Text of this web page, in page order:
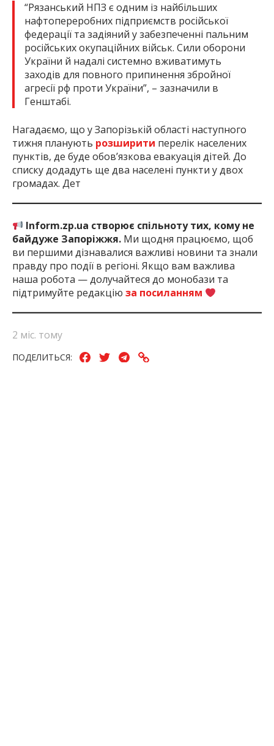
“Рязанський НПЗ є одним із найбільших
нафтопереробних підприємств російської
федерації та задіяний у забезпеченні пальним
російських окупаційних військ. Сили оборони
України й надалі системно вживатимуть
заходів для повного припинення збройної
агресії рф проти України”, – зазначили в
Генштабі.
Нагадаємо, що у Запорізькій області наступного
тижня планують розширити перелік населених
пунктів, де буде обов’язкова евакуація дітей. До
списку додадуть ще два населені пункти у двох
громадах. Дет
Inform.zp.ua створює спільноту тих, кому не
байдуже Запоріжжя. Ми щодня працюємо, щоб
ви першими дізнавалися важливі новини та знали
правду про події в регіоні. Якщо вам важлива
наша робота — долучайтеся до монобази та
підтримуйте редакцію за посиланням
2 міс. тому
ПОДЕЛИТЬСЯ: